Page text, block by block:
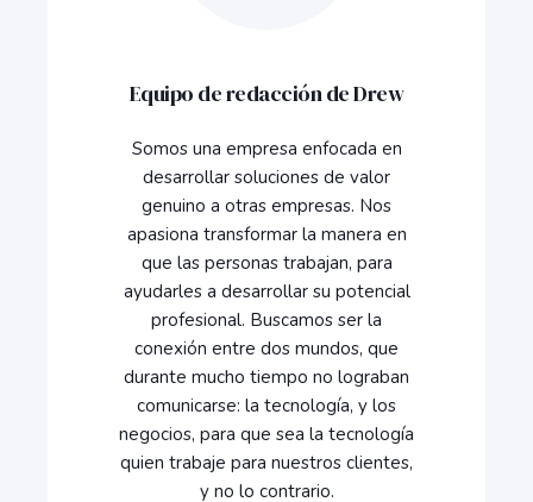
Equipo de redacción de Drew
Somos una empresa enfocada en
desarrollar soluciones de valor
genuino a otras empresas. Nos
apasiona transformar la manera en
que las personas trabajan, para
ayudarles a desarrollar su potencial
profesional. Buscamos ser la
conexión entre dos mundos, que
durante mucho tiempo no lograban
comunicarse: la tecnología, y los
negocios, para que sea la tecnología
quien trabaje para nuestros clientes,
y no lo contrario.